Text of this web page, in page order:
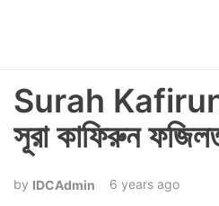
Surah Kafirun
সূরা কাফিরুন
IDCAdmin 6 years ago